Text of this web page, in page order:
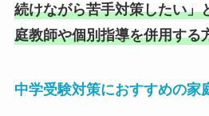
続けながら苦手対策したい」
庭教師や個別指導を併用する
中学受験対策におすすめの家